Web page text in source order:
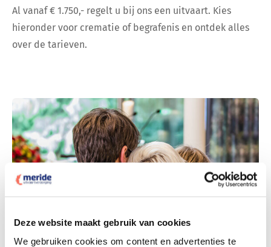
Deze website maakt gebruik van cookies
We gebruiken cookies om content en advertenties te
Al vanaf € 1.750,- regelt u bij ons een uitvaart. Kies
hieronder voor crematie of begrafenis en ontdek alles
over de tarieven.
Dit kost een crematie
Bekijk tarieven voor crematie